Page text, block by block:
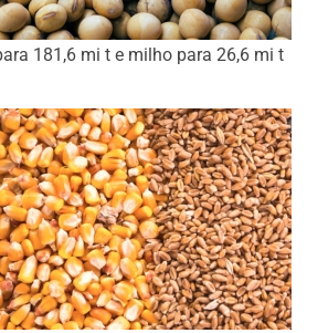
181,6 mi t e milho para 26,6 mi t